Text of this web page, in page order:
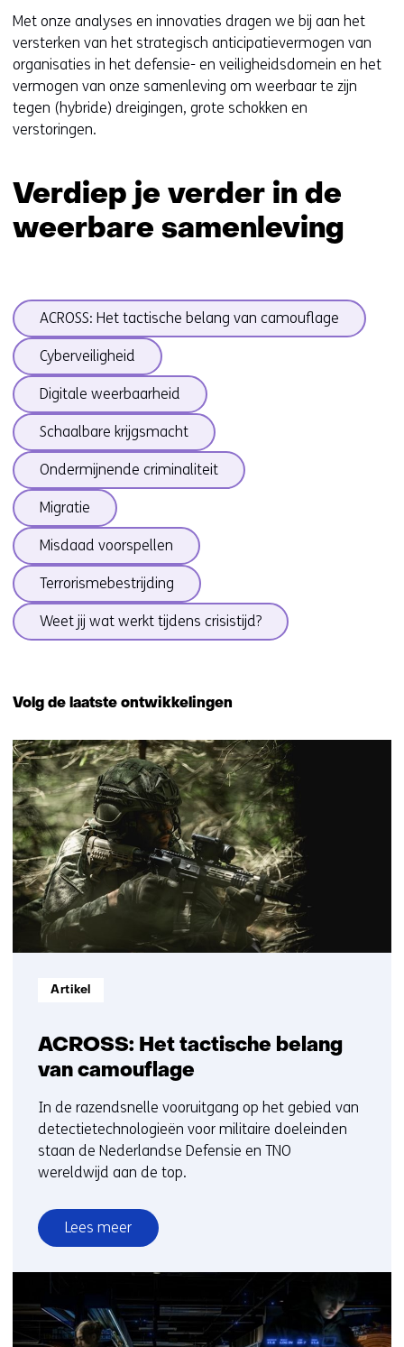
Met onze analyses en innovaties dragen we bij aan het
versterken van het strategisch anticipatievermogen van
organisaties in het defensie- en veiligheidsdomein en het
vermogen van onze samenleving om weerbaar te zijn
tegen (hybride) dreigingen, grote schokken en
verstoringen.
Verdiep je verder in de
weerbare samenleving
Sla
navigatie
onder
Weerbare
samenleving)
ACROSS: Het tactische belang van camouflage
Cyberveiligheid
Digitale weerbaarheid
Schaalbare krijgsmacht
Ondermijnende criminaliteit
Migratie
Misdaad voorspellen
Terrorismebestrijding
Weet jij wat werkt tijdens crisistijd?
naar
(onderwerpen
onder
Weerbare
samenleving)
Volg de laatste ontwikkelingen
46
resultaten,
getoond
1
t/m
5
ACROSS: Het tactische belang
van camouflage
Informatietype:
Artikel
In de razendsnelle vooruitgang op het gebied van
detectietechnologieën voor militaire doeleinden
staan de Nederlandse Defensie en TNO
wereldwijd aan de top.
Lees meer
over
ACROSS:
tactische
belang